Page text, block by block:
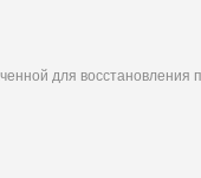
для восстановления